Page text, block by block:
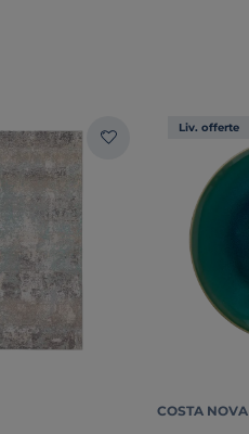
Liv. offerte
COSTA NOVA